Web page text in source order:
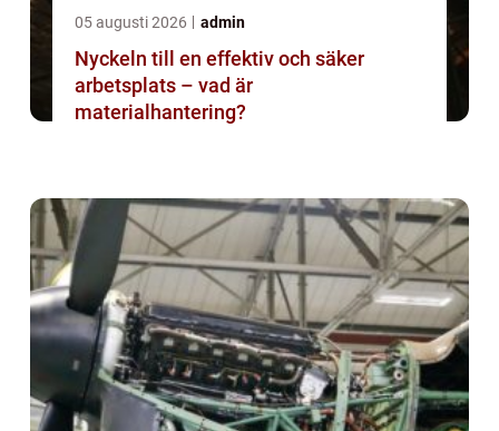
05 augusti 2026 admin
Nyckeln till en effektiv och säker
arbetsplats – vad är
materialhantering?